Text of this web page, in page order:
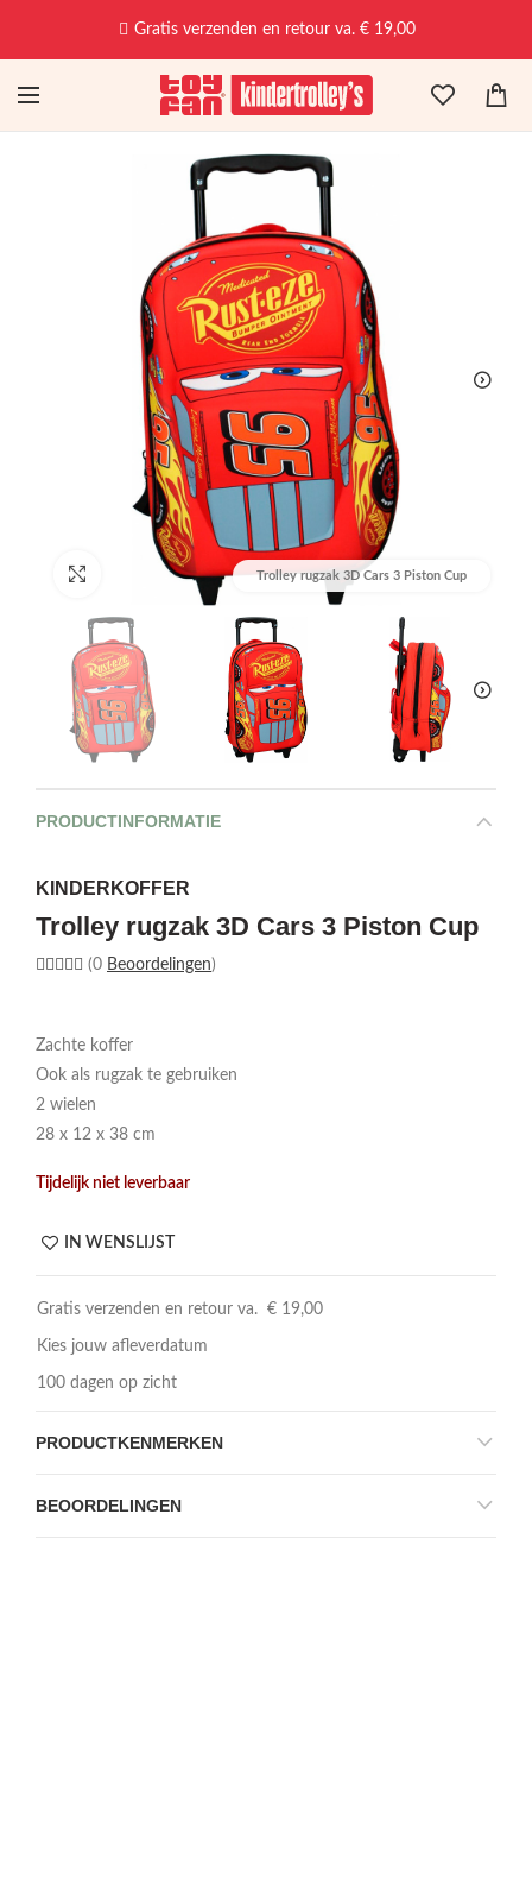
Gratis verzenden en retour va. € 19,00
Trolley rugzak 3D Cars 3 Piston Cup
Afbeelding vergroten
PRODUCTINFORMATIE
KINDERKOFFER
Trolley rugzak 3D Cars 3 Piston Cup
(0 Beoordelingen)
Zachte koffer
Ook als rugzak te gebruiken
2 wielen
28 x 12 x 38 cm
Tijdelijk niet leverbaar
IN WENSLIJST
Gratis verzenden en retour va. € 19,00
Kies jouw afleverdatum
100 dagen op zicht
PRODUCTKENMERKEN
BEOORDELINGEN